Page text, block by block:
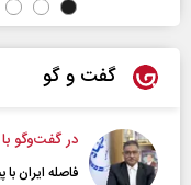
گفت و گو
در گفت‌و‌گو
فاصله ایران